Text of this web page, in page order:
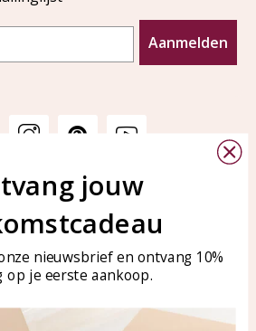
Aanmelden
KAYA Sieraden
Bellen of WhatsApp Ma-Vr
tussen 09:00-17:00
Tel: 0850003187
WhatsApp: 0850003187
klantenservice@kayasierade
jouw
nieuwsbrief en ontvang 10%
op je eerste aankoop.